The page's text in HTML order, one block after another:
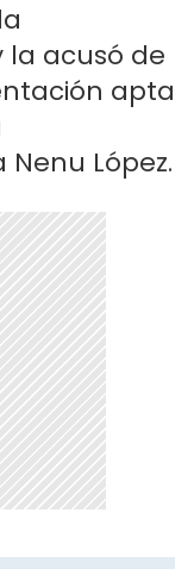
acusó de
apta
López.